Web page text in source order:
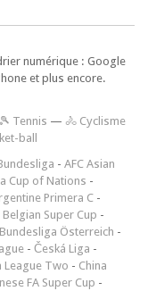
numérique : Google
et plus encore.
🎾 Tennis — 🚴 Cyclisme
ball
- AFC Asian
Cup of Nations -
Primera C -
Belgian Super Cup -
Bundesliga Österreich -
- Česká Liga -
League Two - China
FA Super Cup -